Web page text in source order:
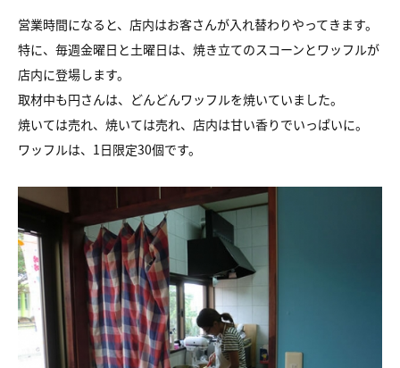
営業時間になると、店内はお客さんが入れ替わりやってきます。
特に、毎週金曜日と土曜日は、焼き立てのスコーンとワッフルが
店内に登場します。
取材中も円さんは、どんどんワッフルを焼いていました。
焼いては売れ、焼いては売れ、店内は甘い香りでいっぱいに。
ワッフルは、1日限定30個です。